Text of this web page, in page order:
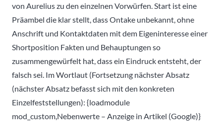
von Aurelius zu den einzelnen Vorwürfen. Start ist eine
Präambel die klar stellt, dass Ontake unbekannt, ohne
Anschrift und Kontaktdaten mit dem Eigeninteresse einer
Shortposition Fakten und Behauptungen so
zusammengewürfelt hat, dass ein Eindruck entsteht, der
falsch sei. Im Wortlaut (Fortsetzung nächster Absatz
(nächster Absatz befasst sich mit den konkreten
Einzelfeststellungen): {loadmodule
mod_custom,Nebenwerte – Anzeige in Artikel (Google)}